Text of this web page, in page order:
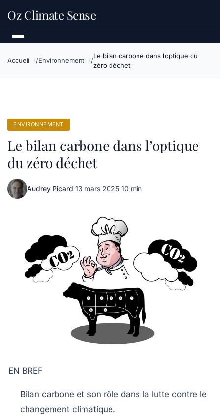
Oz Climate Sense
Accueil Environnement
Le bilan carbone dans l’optique du
zéro déchet
ENVIRONNEMENT
Le bilan carbone dans l’optique
du zéro déchet
Audrey Picard·13 mars 2025·10 min
EN BREF
Bilan carbone et son rôle dans la lutte contre le
changement climatique.